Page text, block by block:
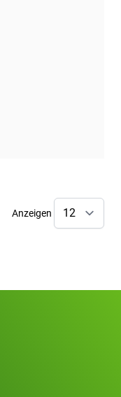
Anzeigen